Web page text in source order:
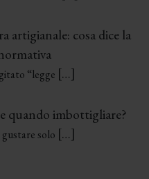
artigianale: cosa dice la
“legge […]
quando imbottigliare?
gustare solo […]